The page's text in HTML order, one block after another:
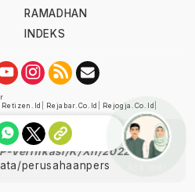
RAMADHAN
INDEKS
Retizen.id Rejabar.co.id Rejogja.co.id
oleh Dewan Pers
Verifikasi/K/XII/2022
perusahaanpers